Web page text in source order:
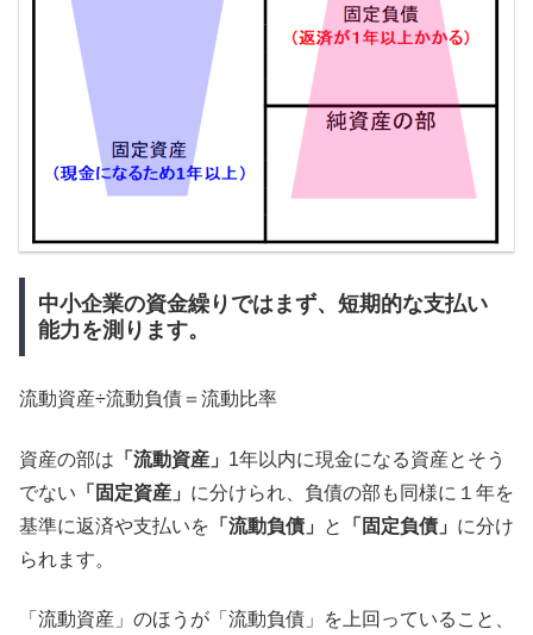
中小企業の資金繰りではまず、短期的な支払い
能力を測ります。
流動資産÷流動負債＝流動比率
資産の部は 「流動資産」 1年以内に現金になる資産とそう
でない 「固定資産」 に分けられ、負債の部も同様に１年を
基準に返済や支払いを 「流動負債」 と 「固定負債」 に分け
られます。
「流動資産」のほうが「流動負債」を上回っていること、